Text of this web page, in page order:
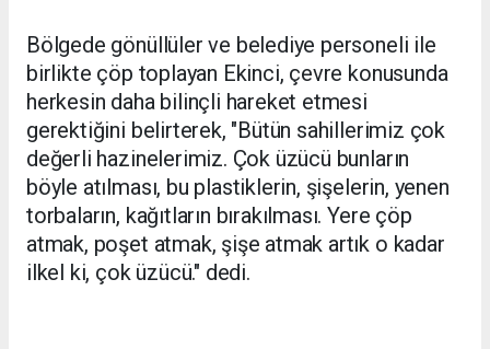
Bölgede gönüllüler ve belediye personeli ile
birlikte çöp toplayan Ekinci, çevre konusunda
herkesin daha bilinçli hareket etmesi
gerektiğini belirterek, "Bütün sahillerimiz çok
değerli hazinelerimiz. Çok üzücü bunların
böyle atılması, bu plastiklerin, şişelerin, yenen
torbaların, kağıtların bırakılması. Yere çöp
atmak, poşet atmak, şişe atmak artık o kadar
ilkel ki, çok üzücü." dedi.